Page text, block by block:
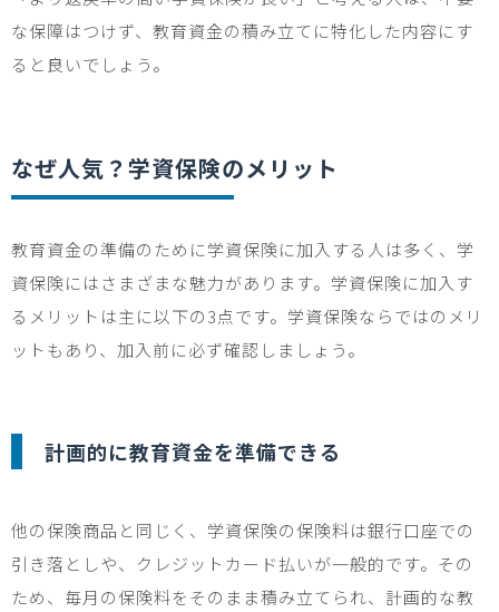
な保障はつけず、教育資金の積み立てに特化した内容にす
ると良いでしょう。
なぜ人気？学資保険のメリット
教育資金の準備のために学資保険に加入する人は多く、学
資保険にはさまざまな魅力があります。学資保険に加入す
るメリットは主に以下の3点です。学資保険ならではのメリ
ットもあり、加入前に必ず確認しましょう。
計画的に教育資金を準備できる
他の保険商品と同じく、学資保険の保険料は銀行口座での
引き落としや、クレジットカード払いが一般的です。その
ため、毎月の保険料をそのまま積み立てられ、計画的な教